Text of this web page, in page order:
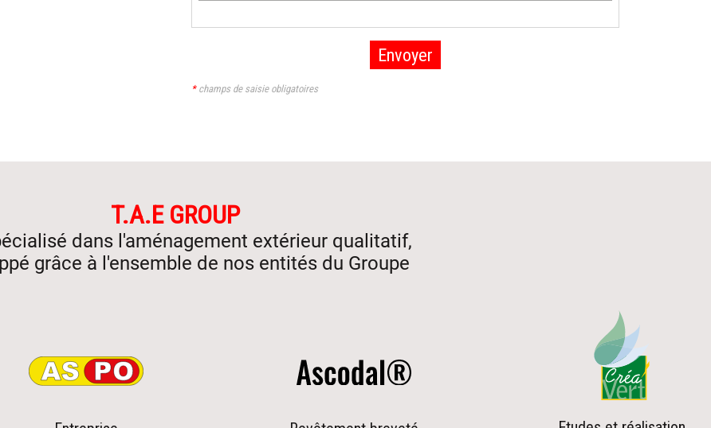
Envoyer
*champs de saisie obligatoires
T.A.E GROUP
dans l'aménagement extérieur qualitatif,
grâce à l'ensemble de nos entités du Groupe